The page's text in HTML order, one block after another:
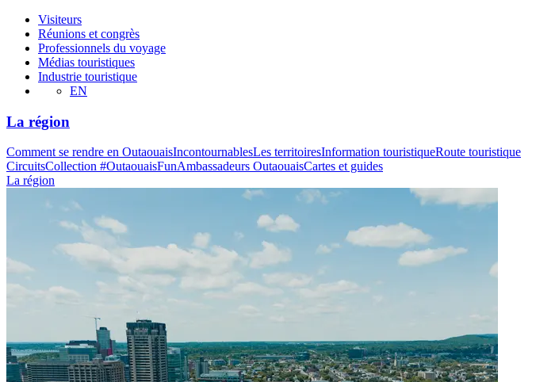
Visiteurs
Réunions et congrès
Professionnels du voyage
Médias touristiques
Industrie touristique
EN
La région
Comment se rendre en OutaouaisIncontournablesLes territoiresInformation touristiqueRoute touristique
CircuitsCollection #OutaouaisFunAmbassadeurs OutaouaisCartes et guides
La région